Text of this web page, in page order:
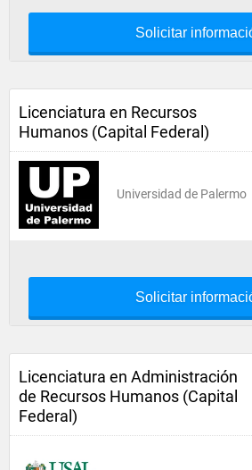
Solicitar
Licenciatura en Recursos
Humanos (Capital Federal)
Universidad de Palermo
Solicitar
Licenciatura en Administración
de Recursos Humanos (Capital
Federal)